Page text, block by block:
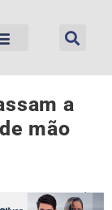
a
mão